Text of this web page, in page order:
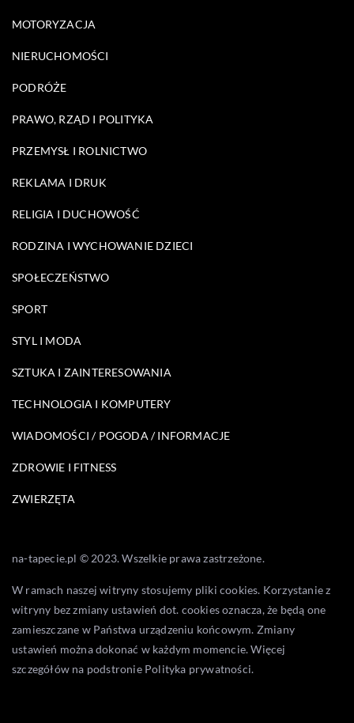
MOTORYZACJA
NIERUCHOMOŚCI
PODRÓŻE
PRAWO, RZĄD I POLITYKA
PRZEMYSŁ I ROLNICTWO
REKLAMA I DRUK
RELIGIA I DUCHOWOŚĆ
RODZINA I WYCHOWANIE DZIECI
SPOŁECZEŃSTWO
SPORT
STYL I MODA
SZTUKA I ZAINTERESOWANIA
TECHNOLOGIA I KOMPUTERY
WIADOMOŚCI / POGODA / INFORMACJE
ZDROWIE I FITNESS
ZWIERZĘTA
na-tapecie.pl © 2023. Wszelkie prawa zastrzeżone.
W ramach naszej witryny stosujemy pliki cookies. Korzystanie z
witryny bez zmiany ustawień dot. cookies oznacza, że będą one
zamieszczane w Państwa urządzeniu końcowym. Zmiany
ustawień można dokonać w każdym momencie. Więcej
szczegółów na podstronie Polityka prywatności.